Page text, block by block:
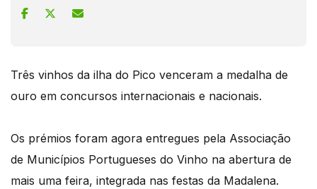
Três vinhos da ilha do Pico venceram a medalha de
ouro em concursos internacionais e nacionais.
Os prémios foram agora entregues pela Associação
de Municípios Portugueses do Vinho na abertura de
mais uma feira, integrada nas festas da Madalena.